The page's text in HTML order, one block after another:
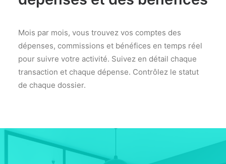
Mois par mois, vous trouvez vos comptes des
dépenses, commissions et bénéfices en temps réel
pour suivre votre activité. Suivez en détail chaque
transaction et chaque dépense. Contrôlez le statut
de chaque dossier.